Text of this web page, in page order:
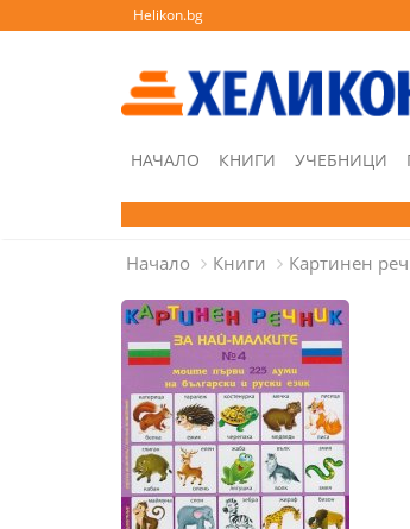
Helikon.bg
НАЧАЛО КНИГИ УЧЕБНИЦИ
Начало Книги Картинен